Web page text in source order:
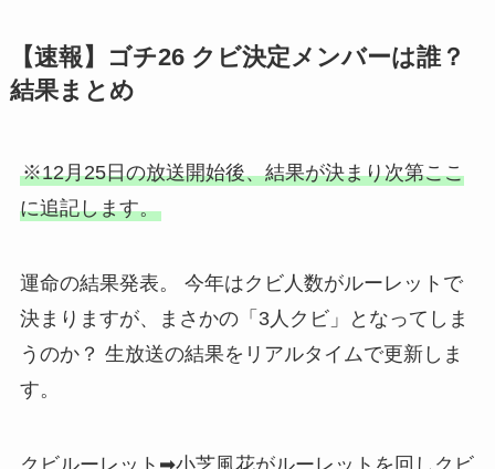
【速報】ゴチ26 クビ決定メンバーは誰？
結果まとめ
※12月25日の放送開始後、結果が決まり次第ここ
に追記します。
運命の結果発表。 今年はクビ人数がルーレットで
決まりますが、まさかの「3人クビ」となってしま
うのか？ 生放送の結果をリアルタイムで更新しま
す。
クビルーレット➡小芝風花がルーレットを回しクビ